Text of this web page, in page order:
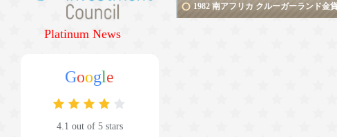
Platinum News
Google
4.1 out of 5 stars
1982 南アフリカ クルーガーランド金